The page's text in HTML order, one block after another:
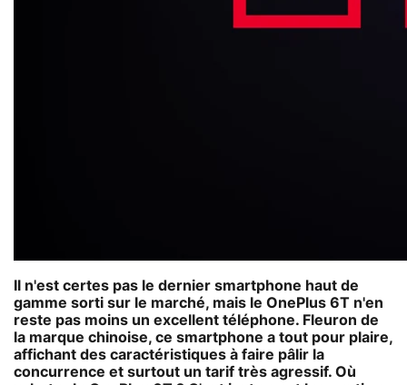
Il n'est certes pas le dernier smartphone haut de
gamme sorti sur le marché, mais le OnePlus 6T n'en
reste pas moins un excellent téléphone. Fleuron de
la marque chinoise, ce smartphone a tout pour plaire,
affichant des caractéristiques à faire pâlir la
concurrence et surtout un tarif très agressif. Où